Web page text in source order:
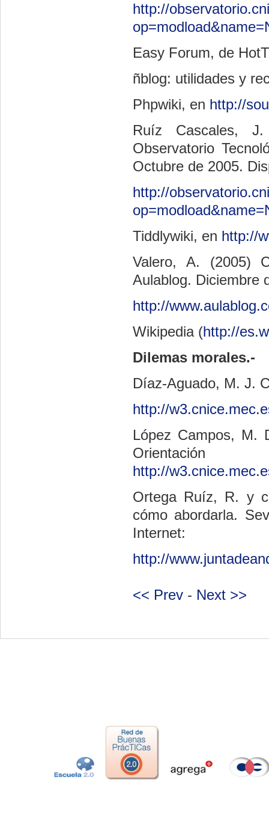
http://
Easy Forum, de
ñblog: utilidades y
Phpwiki, en http://
Ruíz Cascales, J.
Observatorio
Octubre de 2005.
http://
Tiddlywiki, en http://
Valero, A. (2005)
Aulablog. Diciembre
http://
Wikipedia (http://
Dilemas morales.-
Díaz-Aguado, M. J.
http://
López Campos, M.
http://
Ortega Ruíz, R. y
cómo abordarla.
Internet:
http://
<< Prev - Next >>